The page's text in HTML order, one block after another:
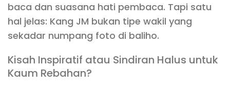
baca dan suasana hati pembaca. Tapi satu
hal jelas: Kang JM bukan tipe wakil yang
sekadar numpang foto di baliho.
Kisah Inspiratif atau Sindiran Halus untuk
Kaum Rebahan?